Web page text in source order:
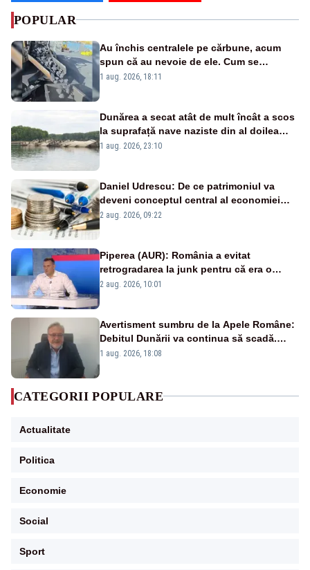
POPULAR
Au închis centralele pe cărbune, acum
spun că au nevoie de ele. Cum se
pasează vina în plină criză energetică
1 aug. 2026, 18:11
Dunărea a secat atât de mult încât a scos
la suprafață nave naziste din al doilea
război mondial
1 aug. 2026, 23:10
Daniel Udrescu: De ce patrimoniul va
deveni conceptul central al economiei
viitoare?
2 aug. 2026, 09:22
Piperea (AUR): România a evitat
retrogradarea la junk pentru că era o
catastrofă pentru bănci și fondurile de
2 aug. 2026, 10:01
Avertisment sumbru de la Apele Române:
Debitul Dunării va continua să scadă.
Cernavodă s-ar putea închide în 4 zile
1 aug. 2026, 18:08
CATEGORII POPULARE
Actualitate
Politica
Economie
Social
Sport